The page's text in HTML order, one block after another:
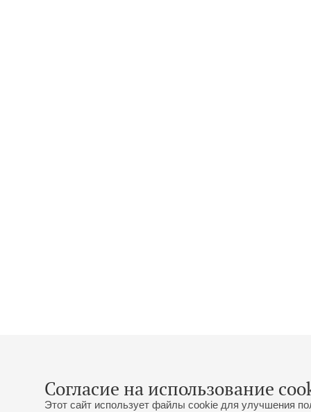
Согласие на использование
Этот сайт использует файлы cookie для улучшения